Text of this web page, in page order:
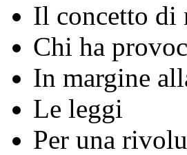
Il concetto di
Chi ha
In margine
Le leggi
Per una